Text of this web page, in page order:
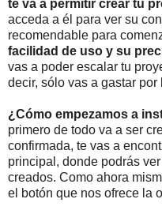
te va a permitir crear tu
acceda a él para ver su
recomendable para
facilidad de uso y su
vas a poder escalar tu
decir, sólo vas a gastar
¿Cómo empezamos a
primero de todo va a ser
confirmada, te vas a
principal, donde podrás
creados. Como ahora
el botón que nos ofrece la